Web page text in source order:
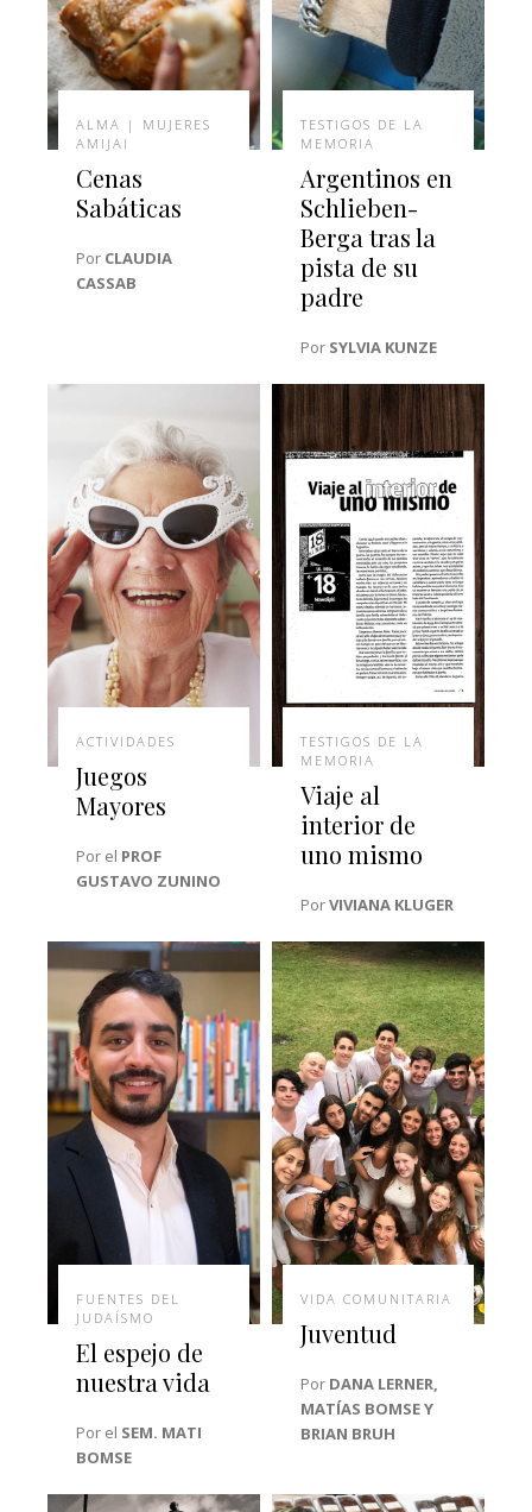
ALMA | MUJERES
AMIJAI
Cenas
Sabáticas
Por CLAUDIA
CASSAB
TESTIGOS DE LA
MEMORIA
Argentinos en
Schlieben-
Berga tras la
pista de su
padre
Por SYLVIA KUNZE
ACTIVIDADES
Juegos
Mayores
Por el PROF
GUSTAVO ZUNINO
TESTIGOS DE LA
MEMORIA
Viaje al
interior de
uno mismo
PorVIVIANA KLUGER
FUENTES DEL
JUDAÍSMO
El espejo de
nuestra vida
Por el SEM. MATI
BOMSE
VIDA COMUNITARIA
Juventud
Por DANA LERNER,
MATÍAS BOMSE Y
BRIAN BRUH